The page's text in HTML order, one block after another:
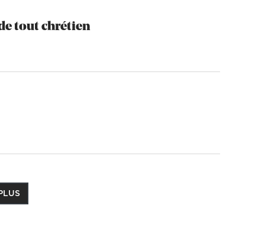
tout chrétien